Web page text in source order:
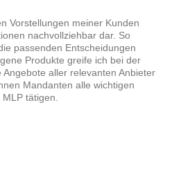
Vorstellungen meiner Kunden
nachvollziehbar dar. So
passenden Entscheidungen
Produkte greife ich bei der
Angebote aller relevanten Anbieter
Mandanten alle wichtigen
tätigen.